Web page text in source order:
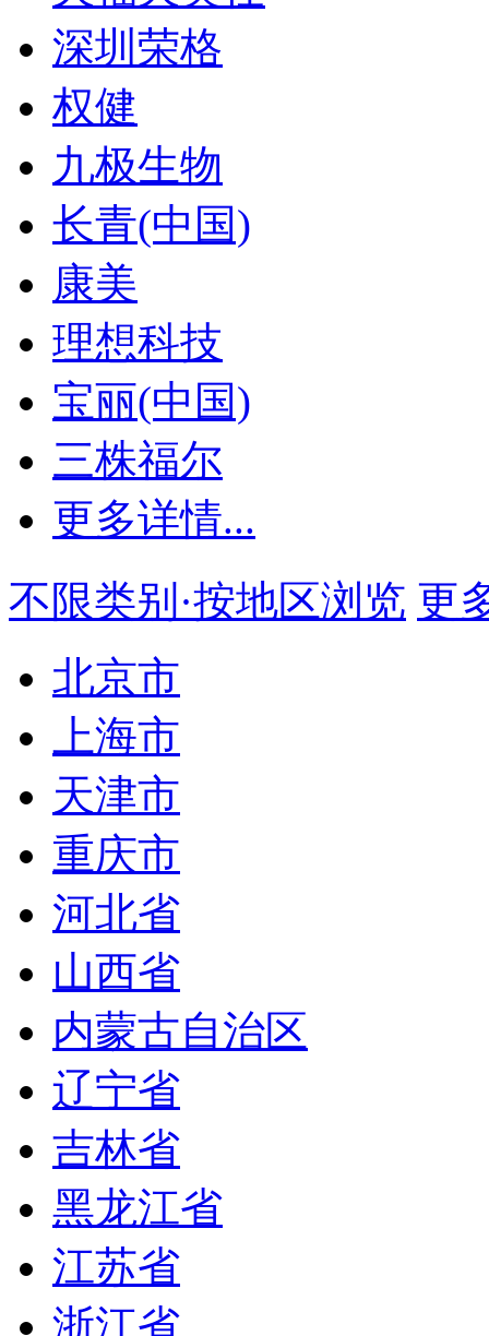
深圳荣格
权健
九极生物
长青(中国)
康美
理想科技
宝丽(中国)
三株福尔
更多详情...
不限类别·按地区浏览 更
北京市
上海市
天津市
重庆市
河北省
山西省
内蒙古自治区
辽宁省
吉林省
黑龙江省
江苏省
浙江省